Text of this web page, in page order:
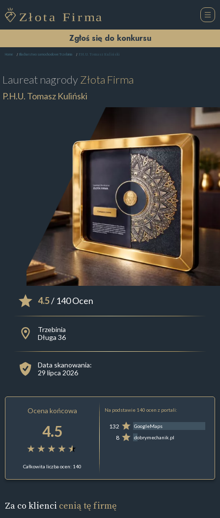
Zgłoś się do konkursu
Home Blacharstwo samochodowe Trzebinia P.H.U. Tomasz Kuliński
Laureat nagrodyZłota Firma
P.H.U. Tomasz Kuliński
4.5/ 140 Ocen
Trzebinia
Długa 36
Data skanowania:
29 lipca 2026
Ocena końcowa
4.5
Całkowita liczba ocen: 140
Na podstawie 140 ocen z portali:
132 GoogleMaps
8 dobrymechanik.pl
Za co klienci cenią tę firmę